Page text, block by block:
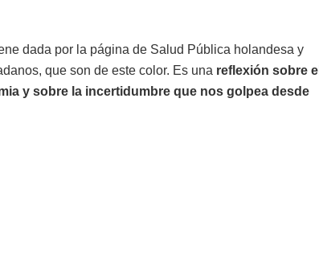
dada por la página de Salud Pública holandesa y
que son de este color. Es una reflexión sobre el
y sobre la incertidumbre que nos golpea desde